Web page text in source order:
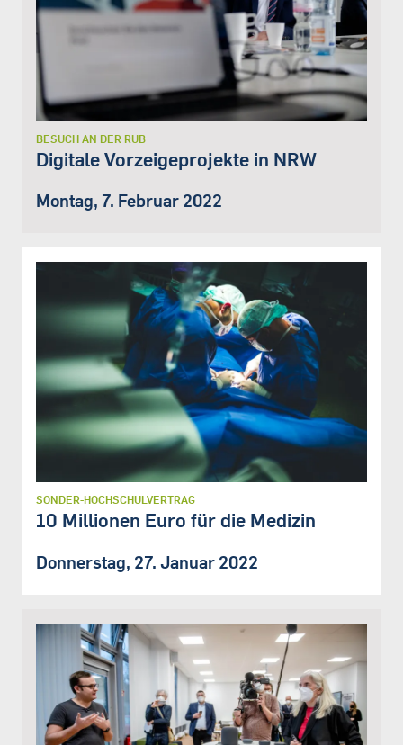
BESUCH AN DER RUB
Digitale Vorzeigeprojekte in NRW
Montag, 7. Februar 2022
SONDER-HOCHSCHULVERTRAG
10 Millionen Euro für die Medizin
Donnerstag, 27. Januar 2022